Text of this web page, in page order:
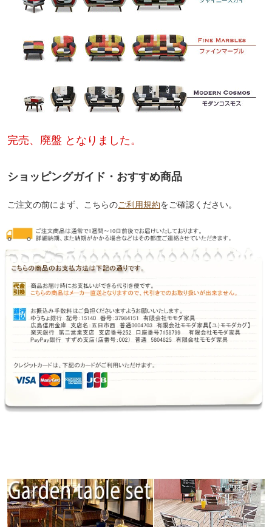
完売、廃盤 となりました。
ショッピングガイド・おすすめ商品
ご注文の前にまず、こちらのご利用規約をご確認ください。